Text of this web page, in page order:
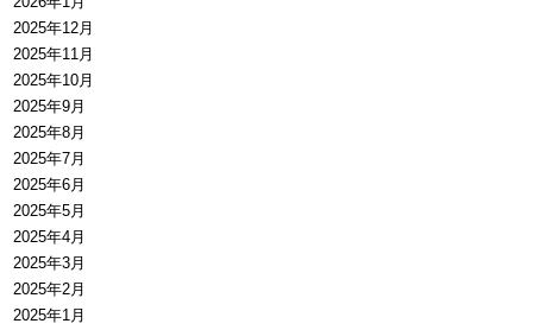
2025年12月
2025年11月
2025年10月
2025年9月
2025年8月
2025年7月
2025年6月
2025年5月
2025年4月
2025年3月
2025年2月
2025年1月